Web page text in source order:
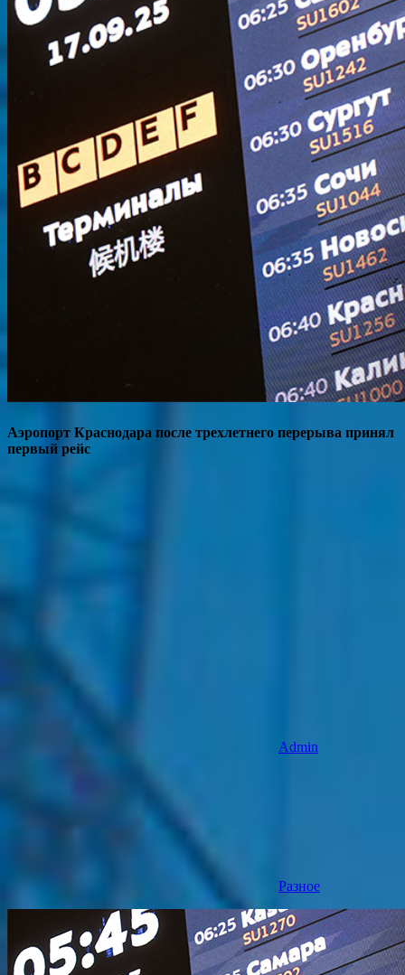
Аэропорт Краснодара после трехлетнего перерыва принял
первый рейс
Admin
Разное